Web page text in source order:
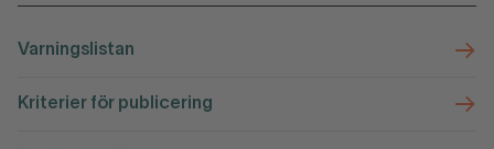
Varningslistan
Kriterier för publicering